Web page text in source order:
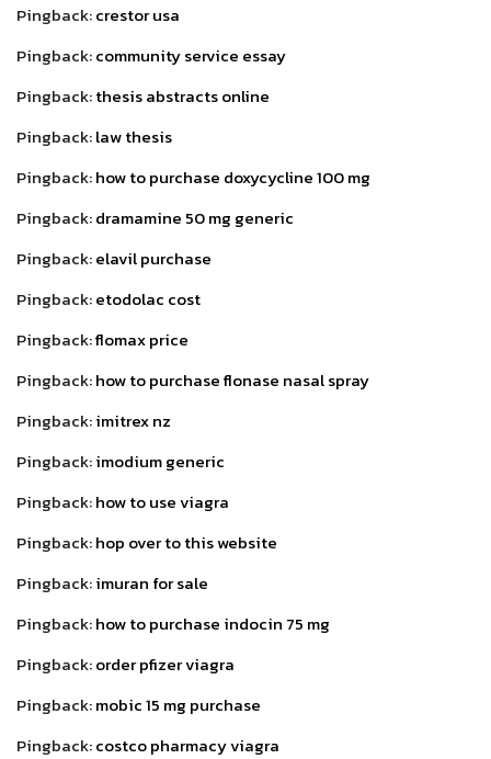
Pingback:crestor usa
Pingback:community service essay
Pingback:thesis abstracts online
Pingback:law thesis
Pingback:how to purchase doxycycline 100 mg
Pingback:dramamine 50 mg generic
Pingback:elavil purchase
Pingback:etodolac cost
Pingback:flomax price
Pingback:how to purchase flonase nasal spray
Pingback:imitrex nz
Pingback:imodium generic
Pingback:how to use viagra
Pingback:hop over to this website
Pingback:imuran for sale
Pingback:how to purchase indocin 75 mg
Pingback:order pfizer viagra
Pingback:mobic 15 mg purchase
Pingback:costco pharmacy viagra